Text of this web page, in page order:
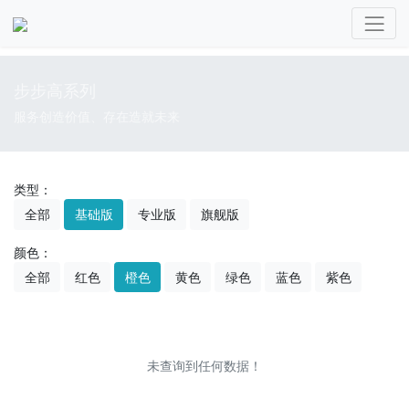
类型：
全部
基础版 专业版 旗舰版
颜色：
全部
红色 橙色 黄色 绿色 蓝色 紫色
未查询到任何数据！